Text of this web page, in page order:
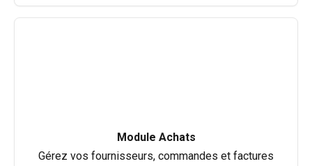
Module Achats
Gérez vos fournisseurs, commandes et factures